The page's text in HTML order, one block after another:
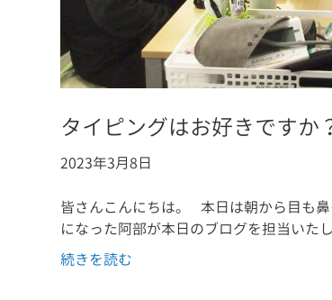
タイピングはお好きですか
2023年3月8日
皆さんこんにちは。 本日は朝から目も
になった阿部が本日のブログを担当い
続きを読む